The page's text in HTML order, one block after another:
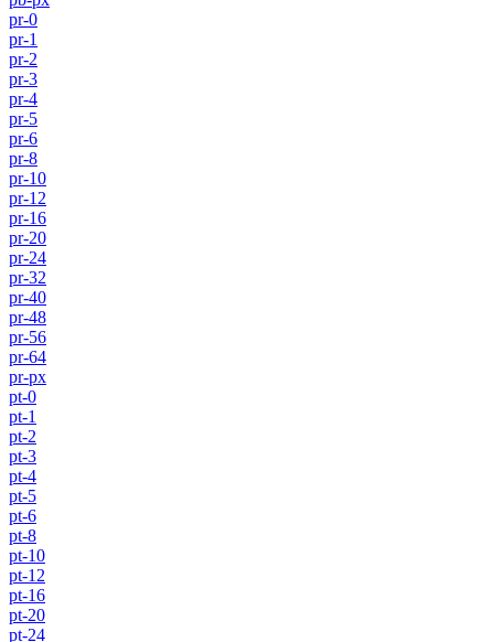
pr-0
pr-1
pr-2
pr-3
pr-4
pr-5
pr-6
pr-8
pr-10
pr-12
pr-16
pr-20
pr-24
pr-32
pr-40
pr-48
pr-56
pr-64
pr-px
pt-0
pt-1
pt-2
pt-3
pt-4
pt-5
pt-6
pt-8
pt-10
pt-12
pt-16
pt-20
pt-24